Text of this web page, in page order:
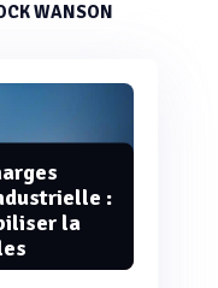
WANSON
:
la